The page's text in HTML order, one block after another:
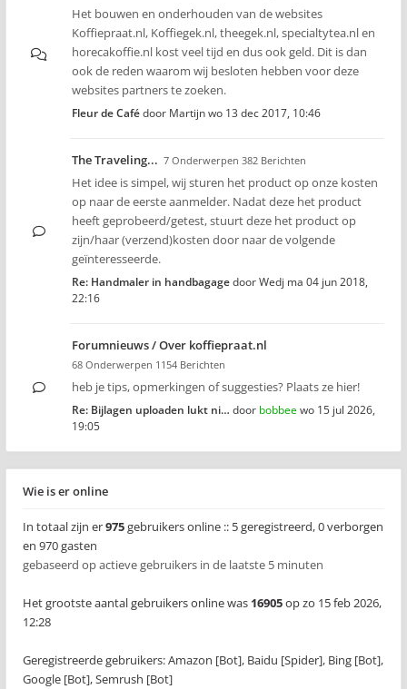
Het bouwen en onderhouden van de websites
Koffiepraat.nl, Koffiegek.nl, theegek.nl, specialtytea.nl en
horecakoffie.nl kost veel tijd en dus ook geld. Dit is dan
ook de reden waarom wij besloten hebben voor deze
websites partners te zoeken.
Fleur de Cafédoor Martijnwo 13 dec 2017, 10:46
The Traveling... 7 Onderwerpen 382 Berichten
Het idee is simpel, wij sturen het product op onze kosten
op naar de eerste aanmelder. Nadat deze het product
heeft geprobeerd/getest, stuurt deze het product op
zijn/haar (verzend)kosten door naar de volgende
geïnteresseerde.
Re: Handmaler in handbagagedoorWedj ma 04 jun 2018,
22:16
Forumnieuws / Over koffiepraat.nl
68 Onderwerpen 1154 Berichten
heb je tips, opmerkingen of suggesties? Plaats ze hier!
Re: Bijlagen uploaden lukt ni… door bobbeewo 15 jul 2026,
19:05
Wie is er online
In totaal zijn er975gebruikers online :: 5 geregistreerd, 0 verborgen
en 970 gasten
gebaseerd op actieve gebruikers in de laatste 5 minuten
Het grootste aantal gebruikers online was 16905op zo 15 feb 2026,
12:28
Geregistreerde gebruikers:Amazon [Bot], Baidu [Spider], Bing [Bot],
Google [Bot],Semrush [Bot]